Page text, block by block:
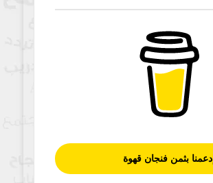
إدعمنا بثمن فنجان قهوة